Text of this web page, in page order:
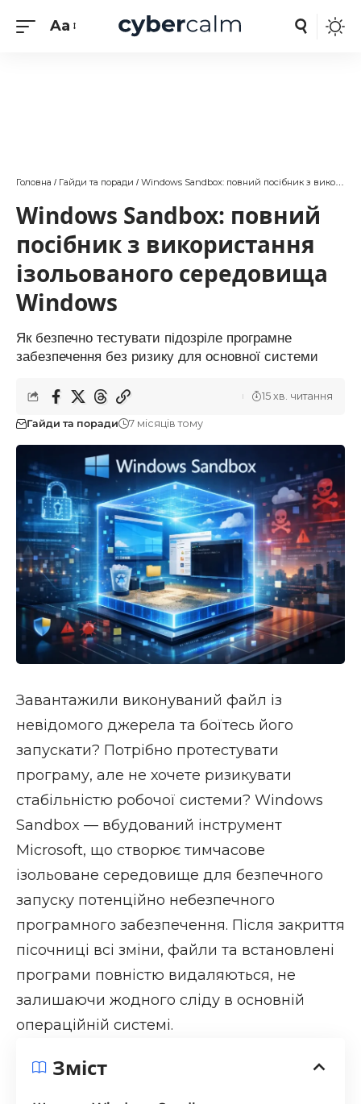
Aa
Головна / Гайди та поради / Windows Sandbox: повний посібник з використання ізольованого середовища Windows
Windows Sandbox: повний
посібник з використання
ізольованого середовища
Windows
Як безпечно тестувати підозріле програмне
забезпечення без ризику для основної системи
Гайди та поради 7 місяців тому
15 хв. читання
Завантажили виконуваний файл із
невідомого джерела та боїтесь його
запускати? Потрібно протестувати
програму, але не хочете ризикувати
стабільністю робочої системи? Windows
Sandbox — вбудований інструмент
Microsoft, що створює тимчасове
ізольоване середовище для безпечного
запуску потенційно небезпечного
програмного забезпечення. Після закриття
пісочниці всі зміни, файли та встановлені
програми повністю видаляються, не
залишаючи жодного сліду в основній
операційній системі.
Зміст